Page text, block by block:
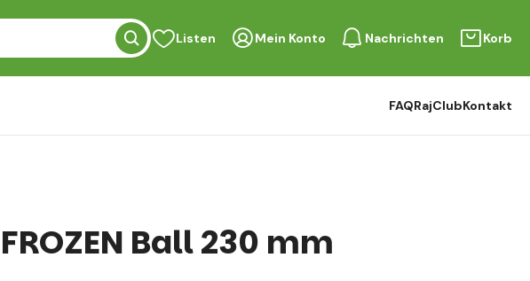
Listen Mein Konto Nachrichten Korb
FAQRajClubKontakt
FROZEN Ball 230 mm